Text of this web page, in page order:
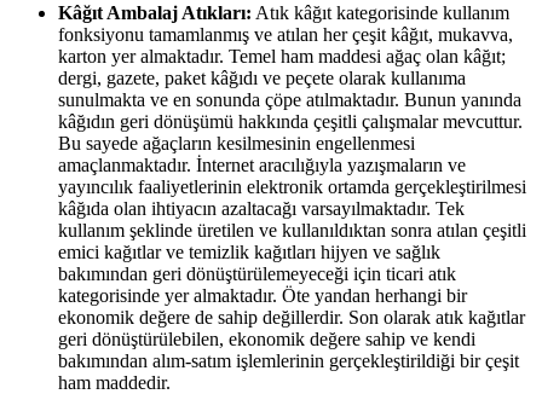
Kâğıt Ambalaj Atıkları: Atık kâğıt kategorisinde kullanım
fonksiyonu tamamlanmış ve atılan her çeşit kâğıt, mukavva,
karton yer almaktadır. Temel ham maddesi ağaç olan kâğıt;
dergi, gazete, paket kâğıdı ve peçete olarak kullanıma
sunulmakta ve en sonunda çöpe atılmaktadır. Bunun yanında
kâğıdın geri dönüşümü hakkında çeşitli çalışmalar mevcuttur.
Bu sayede ağaçların kesilmesinin engellenmesi
amaçlanmaktadır. İnternet aracılığıyla yazışmaların ve
yayıncılık faaliyetlerinin elektronik ortamda gerçekleştirilmesi
kâğıda olan ihtiyacın azaltacağı varsayılmaktadır. Tek
kullanım şeklinde üretilen ve kullanıldıktan sonra atılan çeşitli
emici kağıtlar ve temizlik kağıtları hijyen ve sağlık
bakımından geri dönüştürülemeyeceği için ticari atık
kategorisinde yer almaktadır. Öte yandan herhangi bir
ekonomik değere de sahip değillerdir. Son olarak atık kağıtlar
geri dönüştürülebilen, ekonomik değere sahip ve kendi
bakımından alım-satım işlemlerinin gerçekleştirildiği bir çeşit
ham maddedir.